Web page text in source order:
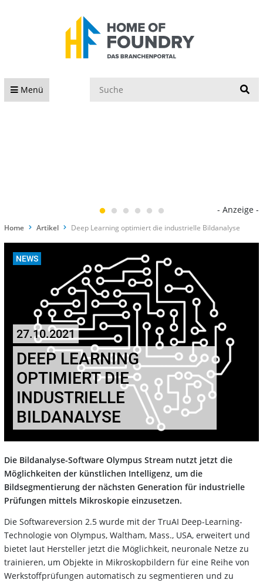
Menü
- Anzeige -
Home Artikel Deep Learning optimiert die industrielle Bildanalyse
NEWS
27.10.2021
DEEP LEARNING
OPTIMIERT DIE
INDUSTRIELLE
BILDANALYSE
Die Bildanalyse-Software Olympus Stream nutzt jetzt die
Möglichkeiten der künstlichen Intelligenz, um die
Bildsegmentierung der nächsten Generation für industrielle
Prüfungen mittels Mikroskopie einzusetzen.
Die Softwareversion 2.5 wurde mit der TruAI Deep-Learning-
Technologie von Olympus, Waltham, Mass., USA, erweitert und
bietet laut Hersteller jetzt die Möglichkeit, neuronale Netze zu
trainieren, um Objekte in Mikroskopbildern für eine Reihe von
Werkstoffprüfungen automatisch zu segmentieren und zu